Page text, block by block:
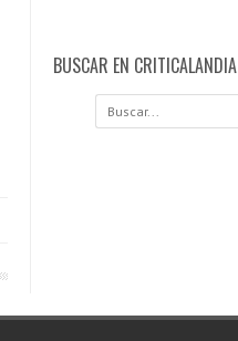
BUSCAR EN CRITICALANDIA
Buscar